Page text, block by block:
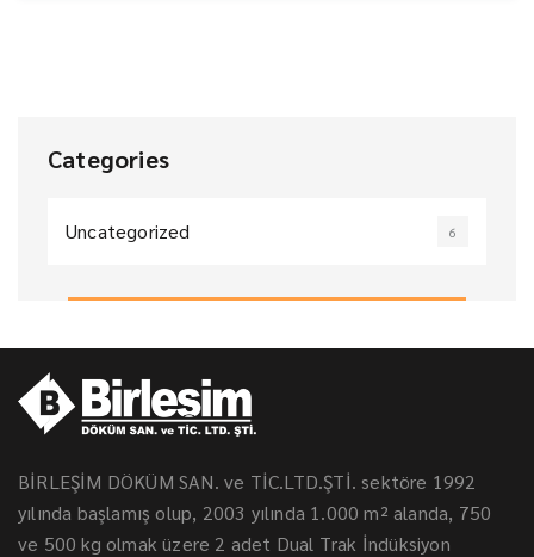
Categories
Uncategorized 6
BİRLEŞİM DÖKÜM SAN. ve TİC.LTD.ŞTİ. sektöre 1992
yılında başlamış olup, 2003 yılında 1.000 m² alanda, 750
ve 500 kg olmak üzere 2 adet Dual Trak İndüksiyon